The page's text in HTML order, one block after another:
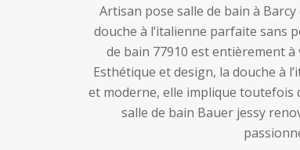
Artisan pose salle de bain à
douche à l’italienne parfaite sans
de bain 77910 est entièrement
Esthétique et design, la douche à
et moderne, elle implique toutefois
salle de bain Bauer jessy